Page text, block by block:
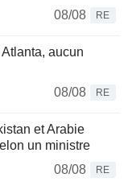
08/08
RE
aucun
08/08
RE
et Arabie
un ministre
08/08
RE